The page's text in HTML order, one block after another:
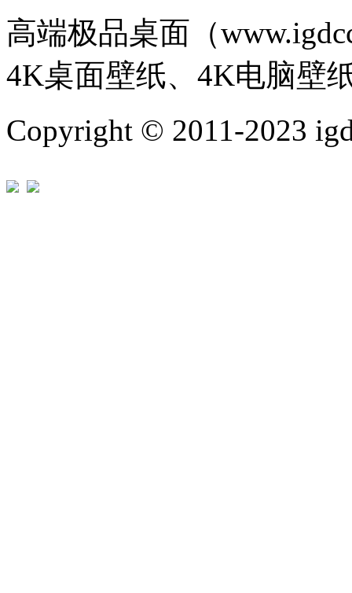
高端极品桌面（
4K桌面壁纸、4K电脑壁
Copyright © 2011-2023